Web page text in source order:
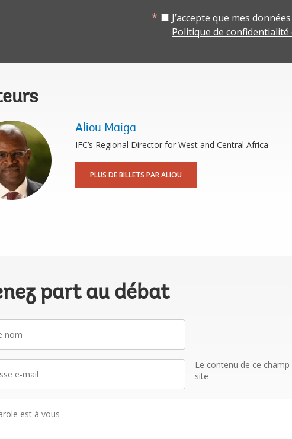
J’accepte que mes
Politique de confidentialité
Aliou Maiga
IFC’s Regional Director for West and Central Africa
PLUS DE BILLETS PAR ALIOU
part au débat
Le contenu de ce
site